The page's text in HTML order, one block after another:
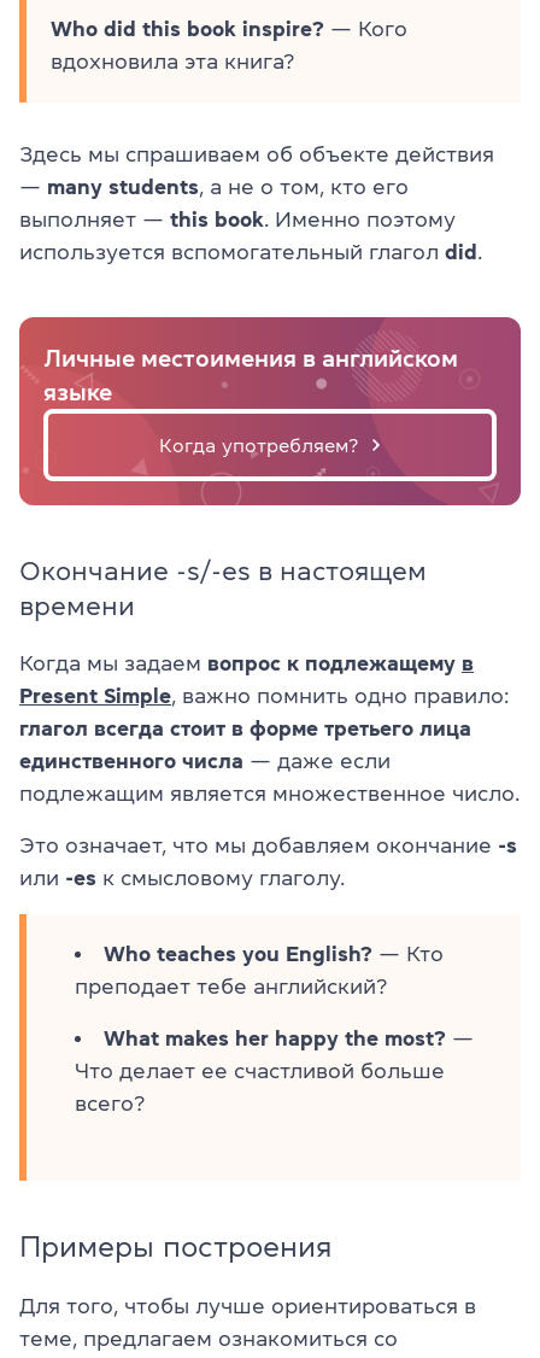
Who did this book inspire? — Кого
вдохновила эта книга?
Здесь мы спрашиваем об объекте действия
— many students , а не о том, кто его
выполняет — this book . Именно поэтому
используется вспомогательный глагол did
Личные местоимения в английском
языке
Когда употребляем?
Окончание -s/-es в настоящем
времени
Когда мы задаем вопрос к подлежащему в
Present Simple , важно помнить одно правило:
глагол всегда стоит в форме третьего лица
единственного числа — даже если
подлежащим является множественное число.
Это означает, что мы добавляем окончание -s
или -es к смысловому глаголу.
Who teaches you English? — Кто
преподает тебе английский?
What makes her happy the most? —
Что делает ее счастливой больше
всего?
Примеры построения
Для того, чтобы лучше ориентироваться в
теме, предлагаем ознакомиться со